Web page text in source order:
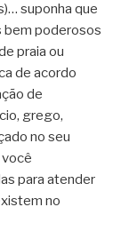
suponha que
bem poderosos
praia ou
de acordo
de
grego,
no seu
para atender
no